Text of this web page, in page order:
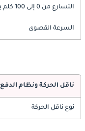
التسارع من 0 إلى 100 كلم بالساعة
السرعة القصوى
ناقل الحركة ونظام الدفع
نوع ناقل الحركة